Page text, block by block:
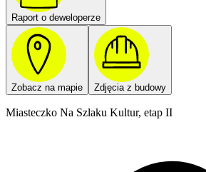
Raport o deweloperze
Zobacz na mapie Zdjęcia z budowy
Miasteczko Na Szlaku Kultur, etap II